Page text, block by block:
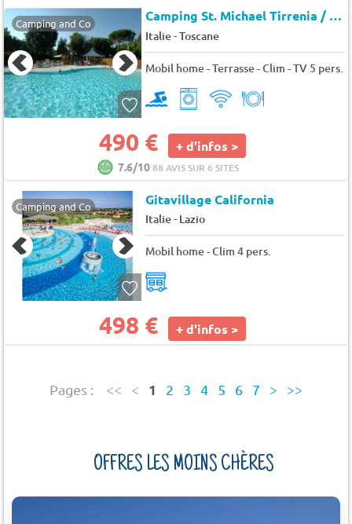
Camping and Co Camping St. Michael Tirrenia / Pisa
Italie-Toscane
Mobil home - Terrasse - Clim - TV 5 pers.
490 € + d'infos >
7.6/1088 AVIS SUR 6 SITES
Camping and Co Gitavillage California
Italie- Lazio
Mobil home - Clim 4 pers.
498 € + d'infos >
Pages : << < 1 2 3 4 5 6 7 > >>
OFFRES LES MOINS CHÈRES